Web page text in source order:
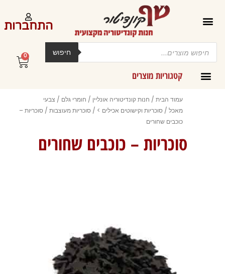
התחברות
Products
search
חיפוש
קטגוריות מוצרים
0
עגלת
קניות
עמוד הבית / חנות קונדיטוריה אונליין / חומרי גלם / צבעי
מאכל / סוכריות וקישוטים אכילים > / סוכריות מעוצבות / סוכריות –
כוכבים שחורים
סוכריות – כוכבים שחורים